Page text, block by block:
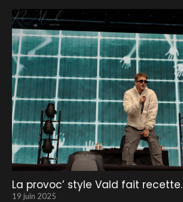
La provoc’ style Vald fait recette.
19 juin 2025